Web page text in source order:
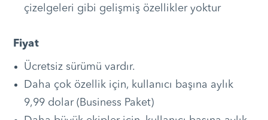
çizelgeleri gibi gelişmiş özellikler yoktur
Fiyat
Ücretsiz sürümü vardır.
Daha çok özellik için, kullanıcı başına aylık
9,99 dolar (Business Paket)